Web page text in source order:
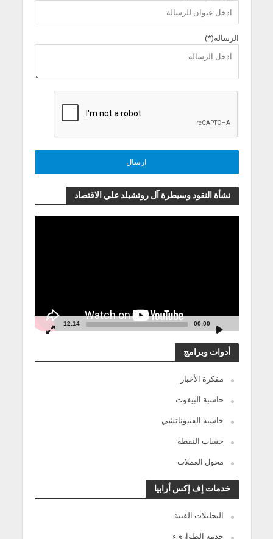
الرسالة(*)
نشأة النقود وسيطرة آل روتشيلد علي الاقتصاد
00:00
12:14
أدوات وبرامج
مفكرة الأخبار
حاسبة البيفوت
حاسبة الفيبوناتشي
حساب النقطة
محول العملات
خدمات إف إكس أرابيا
التحليلات الفنية
خدمة الطوارىء